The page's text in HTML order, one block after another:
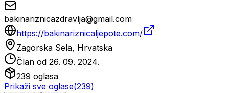
bakinariznicazdravlja@gmail.com
https://bakinariznicaljepote.com/
Zagorska Sela, Hrvatska
Član od 26. 09. 2024.
239 oglasa
Prikaži sve oglase(239)